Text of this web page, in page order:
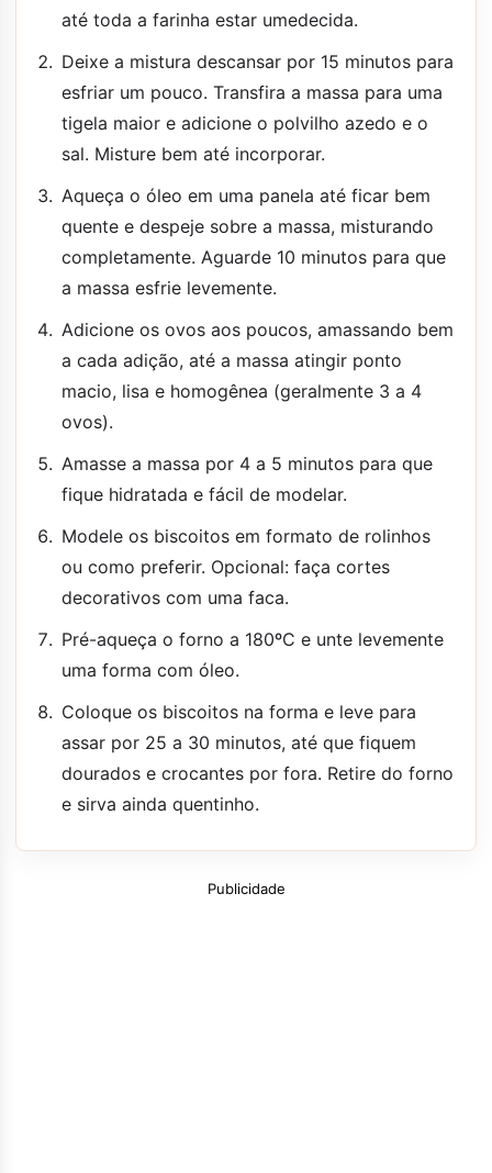
até toda a farinha estar umedecida.
Deixe a mistura descansar por 15 minutos para
esfriar um pouco. Transfira a massa para uma
tigela maior e adicione o polvilho azedo e o
sal. Misture bem até incorporar.
Aqueça o óleo em uma panela até ficar bem
quente e despeje sobre a massa, misturando
completamente. Aguarde 10 minutos para que
a massa esfrie levemente.
Adicione os ovos aos poucos, amassando bem
a cada adição, até a massa atingir ponto
macio, lisa e homogênea (geralmente 3 a 4
ovos).
Amasse a massa por 4 a 5 minutos para que
fique hidratada e fácil de modelar.
Modele os biscoitos em formato de rolinhos
ou como preferir. Opcional: faça cortes
decorativos com uma faca.
Pré-aqueça o forno a 180ºC e unte levemente
uma forma com óleo.
Coloque os biscoitos na forma e leve para
assar por 25 a 30 minutos, até que fiquem
dourados e crocantes por fora. Retire do forno
e sirva ainda quentinho.
Publicidade